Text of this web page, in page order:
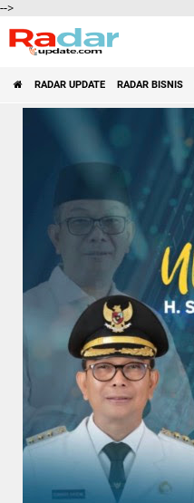
-->
RADAR UPDATE RADAR BISNIS